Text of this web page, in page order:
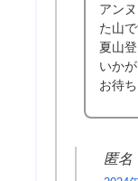
アン
た山で
夏山
いか
お待
匿名